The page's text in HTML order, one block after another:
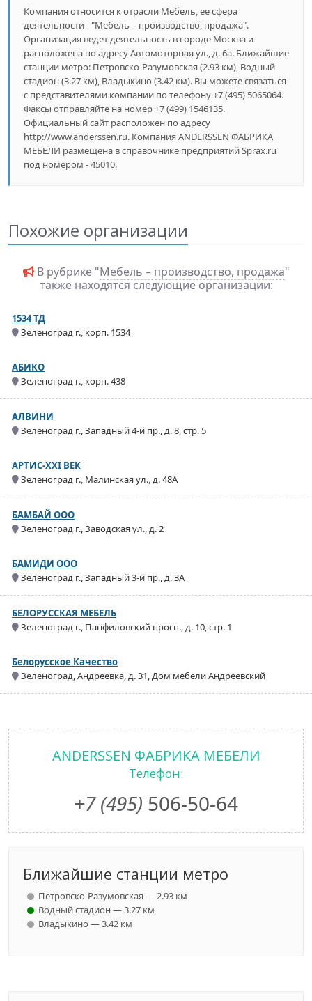
Компания относится к отрасли Мебель, ее сфера
деятельности - "Мебель – производство, продажа".
Организация ведет деятельность в городе Москва и
расположена по адресу Автомоторная ул., д. 6а. Ближайшие
станции метро: Петровско-Разумовская (2.93 км), Водный
стадион (3.27 км), Владыкино (3.42 км). Вы можете связаться
с представителями компании по телефону +7 (495) 5065064.
Факсы отправляйте на номер +7 (499) 1546135.
Официальный сайт расположен по адресу
http://www.anderssen.ru. Компания ANDERSSEN ФАБРИКА
МЕБЕЛИ размещена в справочнике предприятий Sprax.ru
под номером - 45010.
Похожие организации
В рубрике "Мебель – производство, продажа"
также находятся следующие организации:
1534 ТД
Зеленоград г., корп. 1534
АБИКО
Зеленоград г., корп. 438
АЛВИНИ
Зеленоград г., Западный 4-й пр., д. 8, стр. 5
АРТИС-XXI ВЕК
Зеленоград г., Малинская ул., д. 48А
БАМБАЙ ООО
Зеленоград г., Заводская ул., д. 2
БАМИДИ ООО
Зеленоград г., Западный 3-й пр., д. 3А
БЕЛОРУССКАЯ МЕБЕЛЬ
Зеленоград г., Панфиловский просп., д. 10, стр. 1
Белорусское Качество
Зеленоград, Андреевка, д. 31, Дом мебели Андреевский
ANDERSSEN ФАБРИКА МЕБЕЛИ
Телефон:
+7 (495) 506-50-64
Ближайшие станции метро
Петровско-Разумовская — 2.93 км
Водный стадион — 3.27 км
Владыкино — 3.42 км